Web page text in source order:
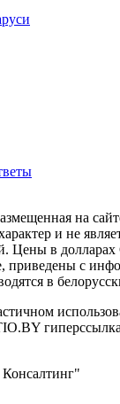
на
и не
Цены в
приведены с
в